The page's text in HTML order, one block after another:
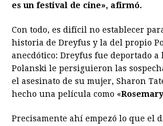
es un festival de cine», afirmó.
Con todo, es difícil no establecer
historia de Dreyfus y la del propio
anecdótico: Dreyfus fue deportado a
Polanski le persiguieron las
el asesinato de su mujer, Sharon
hecho una película como «
Precisamente ahí empezó lo que el